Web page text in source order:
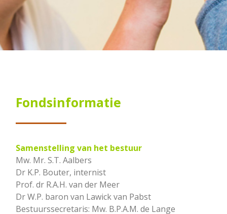
Fondsinformatie
Samenstelling van het bestuur
Mw. Mr. S.T. Aalbers
Dr K.P. Bouter, internist
Prof. dr R.A.H. van der Meer
Dr W.P. baron van Lawick van Pabst
Bestuurssecretaris: Mw. B.P.A.M. de Lange